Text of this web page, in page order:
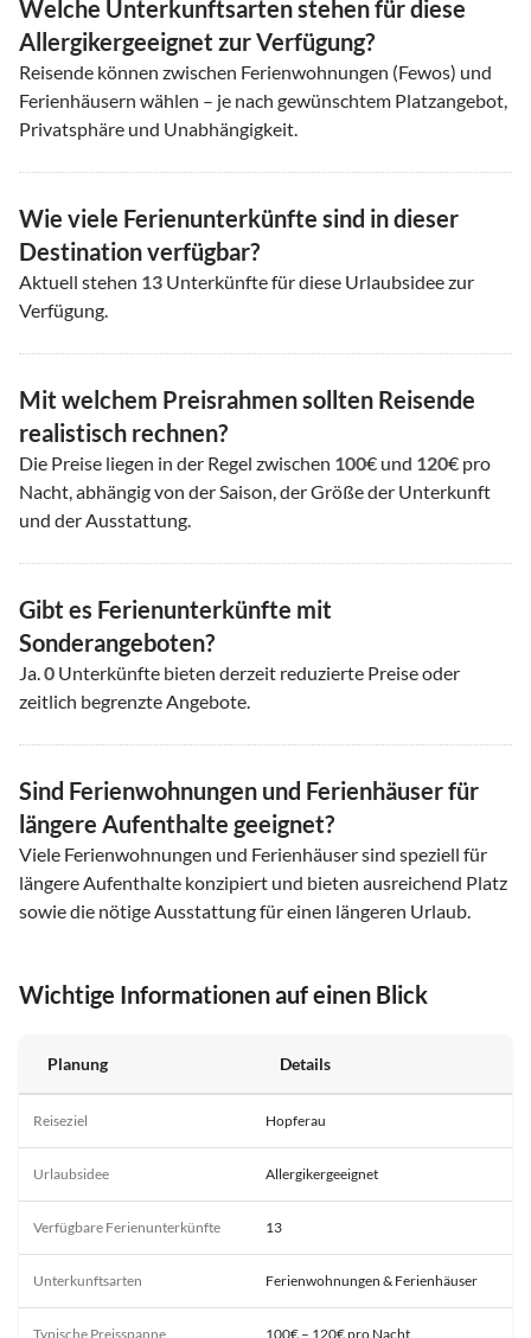
Welche Unterkunftsarten stehen für diese
Allergikergeeignet zur Verfügung?
Reisende können zwischen Ferienwohnungen (Fewos) und
Ferienhäusern wählen – je nach gewünschtem Platzangebot,
Privatsphäre und Unabhängigkeit.
Wie viele Ferienunterkünfte sind in dieser
Destination verfügbar?
Aktuell stehen 13 Unterkünfte für diese Urlaubsidee zur
Verfügung.
Mit welchem Preisrahmen sollten Reisende
realistisch rechnen?
Die Preise liegen in der Regel zwischen 100€ und 120€ pro
Nacht, abhängig von der Saison, der Größe der Unterkunft
und der Ausstattung.
Gibt es Ferienunterkünfte mit
Sonderangeboten?
Ja.0 Unterkünfte bieten derzeit reduzierte Preise oder
zeitlich begrenzte Angebote.
Sind Ferienwohnungen und Ferienhäuser für
längere Aufenthalte geeignet?
Viele Ferienwohnungen und Ferienhäuser sind speziell für
längere Aufenthalte konzipiert und bieten ausreichend Platz
sowie die nötige Ausstattung für einen längeren Urlaub.
Wichtige Informationen auf einen Blick
Planung Details
Reiseziel Hopferau
Urlaubsidee Allergikergeeignet
Verfügbare Ferienunterkünfte 13
Unterkunftsarten Ferienwohnungen & Ferienhäuser
Typische Preisspanne 100€ – 120€ pro Nacht